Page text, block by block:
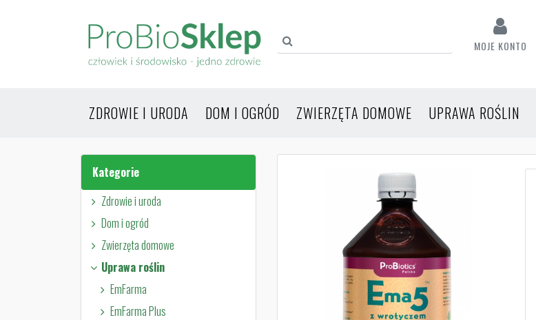
MOJE KONTO
ZDROWIE I URODA DOM I OGRÓD ZWIERZĘTA DOMOWE UPRAWA ROŚLIN
Kategorie
Zdrowie i uroda
Dom i ogród
Zwierzęta domowe
Uprawa roślin
EmFarma
EmFarma Plus